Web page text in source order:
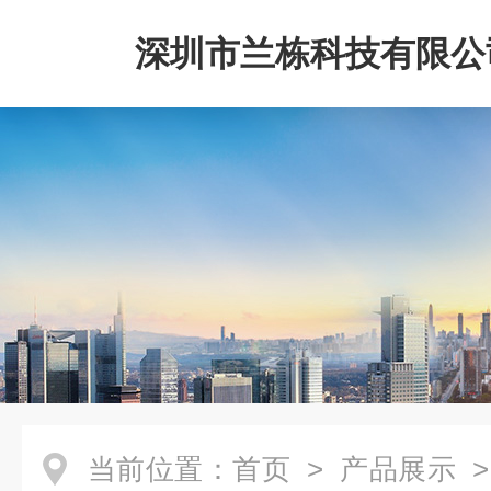
深圳市兰栋科技有限
当前位置： 首页 > 产品展示